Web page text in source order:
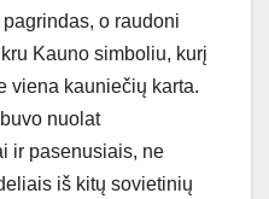
o raudoni
Kauno simboliu, kurį
viena kauniečių karta.
nuolat
ir pasenusiais, ne
iš kitų sovietinių